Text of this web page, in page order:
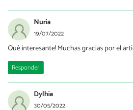
30/11/2023
Como eliminar la conchilla en las
Nuria
19/07/2022
Qué interesante! Muchas gracias por el
Responder
Dylhia
30/05/2022